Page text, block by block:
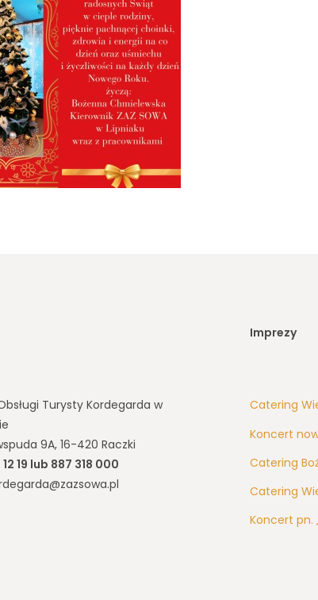
Turysty Kordegarda w
9A, 16-420 Raczki
19 lub 887 318 000
Imprezy
Catering
Koncert
Catering
Catering
Koncert pn.